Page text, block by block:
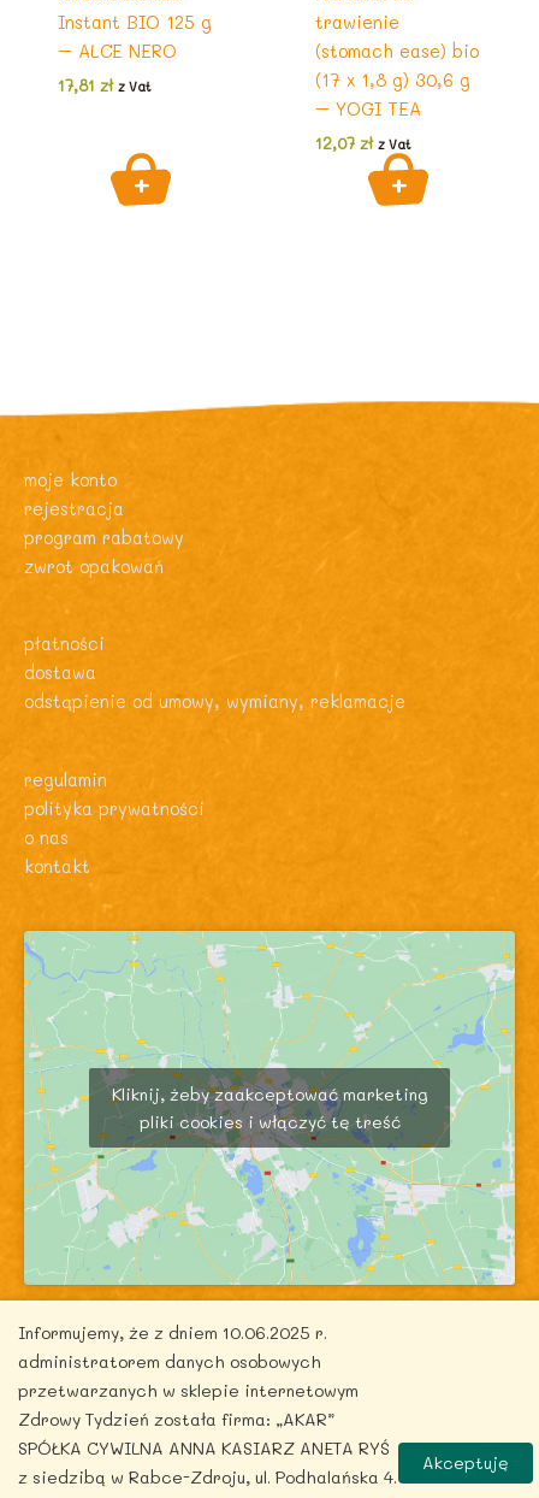
Instant BIO 125 g
– ALCE NERO
17,81 zł z Vat
trawienie
(stomach ease) bio
(17 x 1,8 g) 30,6 g
– YOGI TEA
12,07zł z Vat
moje konto
rejestracja
program rabatowy
zwrot opakowań
płatności
dostawa
odstąpienie od umowy, wymiany, reklamacje
regulamin
polityka prywatności
o nas
kontakt
Kliknij, żeby zaakceptować marketing
pliki cookies i włączyć tę treść
Copyright © 2026 zdrowytydzien.pl | Powered by
ITentego.pl
Informujemy, że z dniem 10.06.2025 r.
administratorem danych osobowych
przetwarzanych w sklepie internetowym
Zdrowy Tydzień została firma: „AKAR”
SPÓŁKA CYWILNA ANNA KASIARZ ANETA RYŚ
z siedzibą w Rabce-Zdroju, ul. Podhalańska 4.
Akceptuję